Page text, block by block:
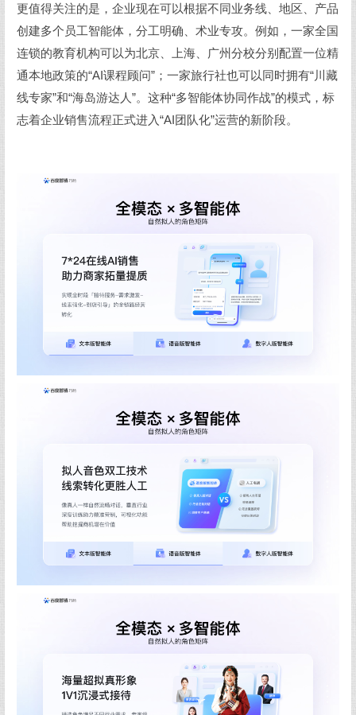
更值得关注的是，企业现在可以根据不同业务线、地区、产品
创建多个员工智能体，分工明确、术业专攻。例如，一家全国
连锁的教育机构可以为北京、上海、广州分校分别配置一位精
通本地政策的“AI课程顾问”；一家旅行社也可以同时拥有“川藏
线专家”和“海岛游达人”。这种“多智能体协同作战”的模式，标
志着企业销售流程正式进入“AI团队化”运营的新阶段。